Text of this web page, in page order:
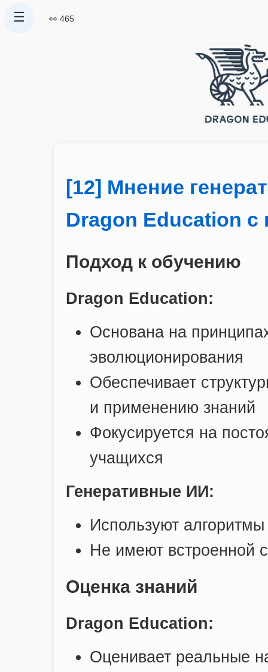
☰ 👀 465
[12] Мнение
Dragon Education
Подход к обучению
Dragon Education:
Основана на
эволюционирования
Обеспечивает
и применению знаний
Фокусируется на
учащихся
Генеративные ИИ:
Используют
Не имеют встроенной
Оценка знаний
Dragon Education:
Оценивает реальные